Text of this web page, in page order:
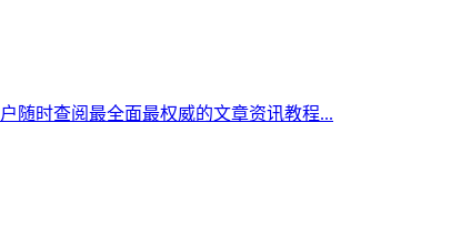
随时查阅最全面最权威的文章资讯教程...